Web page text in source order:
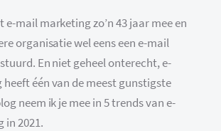
e-mail marketing zo’n 43 jaar mee en
organisatie wel eens een e-mail
En niet geheel onterecht, e-
één van de meest gunstigste
neem ik je mee in 5 trends van e-
in 2021.